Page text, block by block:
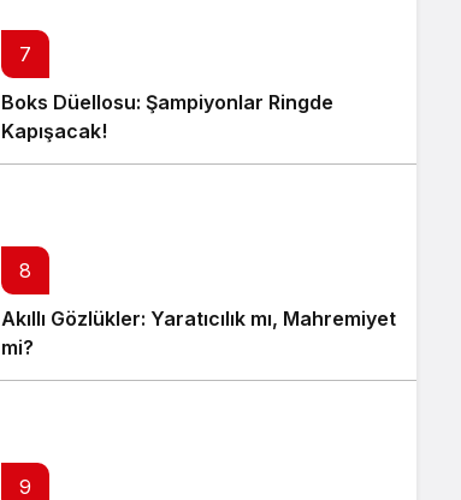
7
Boks Düellosu: Şampiyonlar Ringde
Kapışacak!
8
Akıllı Gözlükler: Yaratıcılık mı, Mahremiyet
mi?
9